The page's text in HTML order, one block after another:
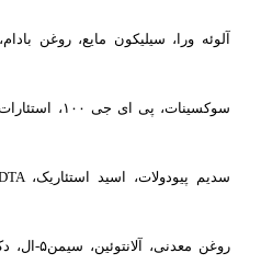
آلوئه ورا، سیلیکون مایع، روغن
سوکسینات، پی